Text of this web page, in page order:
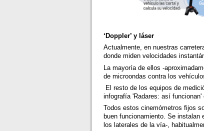
‘Doppler’ y láser
Actualmente, en nuestras
donde miden velocidades
La mayoría de ellos -
de microondas contra los
El resto de los equipos de
infografía 'Radares: así funcionan'
Todos estos cinemómetros fijos
buen funcionamiento. Se
los laterales de la vía-,